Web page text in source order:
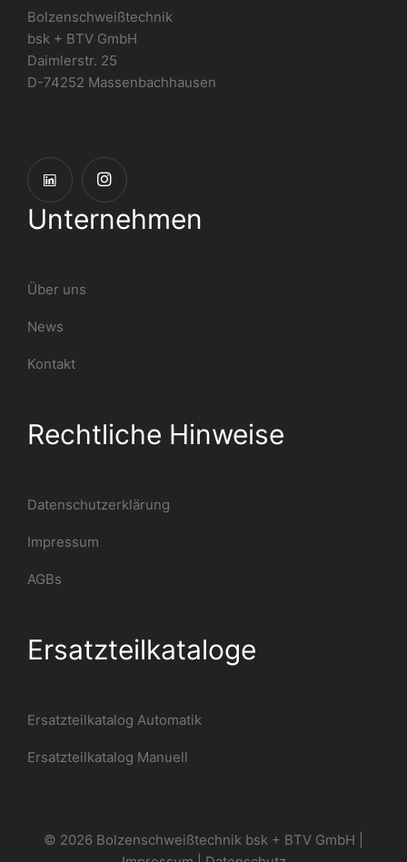
Bolzenschweißtechnik
bsk + BTV GmbH
Daimlerstr. 25
D-74252 Massenbachhausen
Unternehmen
Über uns
News
Kontakt
Rechtliche Hinweise
Datenschutzerklärung
Impressum
AGBs
Ersatzteilkataloge
Ersatzteilkatalog Automatik
Ersatzteilkatalog Manuell
© 2026 Bolzenschweißtechnik bsk + BTV GmbH |